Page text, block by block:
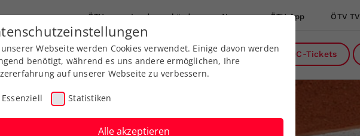
ÖTV Landesverbände News ÖTV App ÖTV TV
Ausbildung Services Über uns DC-Tickets
Webseite werden Cookies verwendet. Einige davon werden
benötigt, während es uns andere ermöglichen, Ihre
auf unserer Webseite zu verbessern.
Essenziell Statistiken
Alle akzeptieren